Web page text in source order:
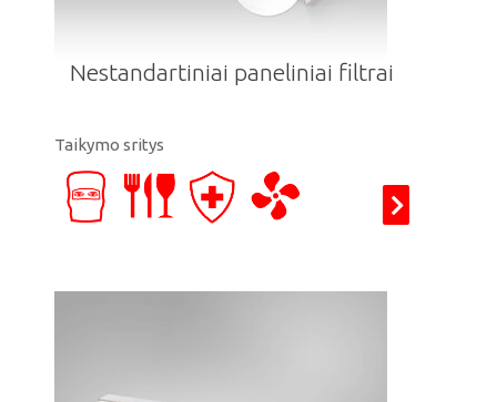
Nestandartiniai paneliniai filtrai
Taikymo sritys